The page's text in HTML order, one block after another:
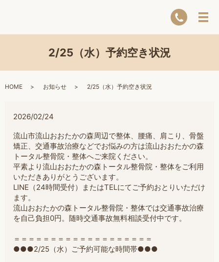
2/25（水）予約空き状況
HOME お知らせ 2/25（水）予約空き状況
2026/02/24
流山市流山おおたかの森周辺で整体、腰痛、肩こり、骨盤
矯正、交通事故治療などでお悩みの方は流山おおたかの森
トータル整骨院・整体へご来院ください。
平素より流山おおたかの森トータル整骨院・整体をご利用
いただきありがとうございます。
LINE（24時間受付）またはTELにてご予約おとりいただけ
ます。
流山おおたかの森トータル整骨院・整体では交通事故治療
を自己負担0円。随時交通事故無料相談受付中です。
＝＝＝＝＝＝＝＝＝＝＝＝＝＝＝＝＝＝＝
●●●2/25（水）ご予約可能な時間帯●●●